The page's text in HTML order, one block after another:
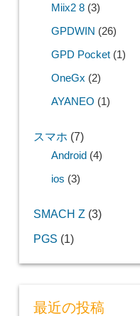
Miix2 8(3)
GPDWIN (26)
GPD Pocket(1)
OneGx (2)
AYANEO (1)
スマホ (7)
Android(4)
ios (3)
SMACH Z (3)
PGS (1)
最近の投稿